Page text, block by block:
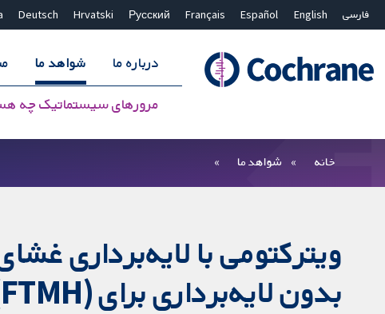
فارسی English
Español
Français
Русский
Hrvatski
Deutsch
درباره ما شواهد ما
مرورهای سیستماتیک چه
بستن جستجو ✖
خانه شواهد ما
بدون لایه‌برداری برای (FTMH) ایدیوپاتیک